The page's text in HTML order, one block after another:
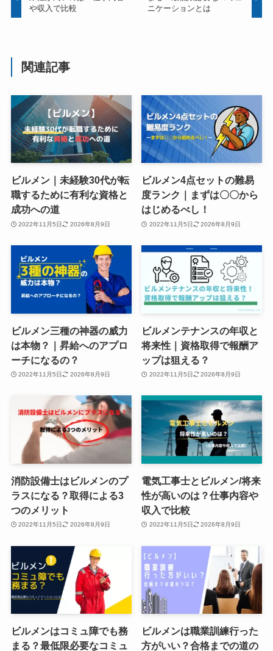
や収入で比較
ニケーションとは
関連記事
ビルメン｜未経験30代が転
職するために有利な資格と
成功への道
2022年11月5日 2026年8月9日
ビルメン4点セットの難易
度ランク｜まずは〇〇から
はじめるべし！
2022年11月5日 2026年8月9日
ビルメン三種の神器の威力
は本物？｜昇給へのアプロ
ーチになるの？
2022年11月5日 2026年8月9日
ビルメンテナンスの年収と
将来性｜資格取得で報酬ア
ップは狙える？
2022年11月5日 2026年8月9日
消防設備士はビルメンのプ
ラスになる？取得による3
つのメリット
2022年11月5日 2026年8月9日
電気工事士とビルメン/将来
性が高いのは？仕事内容や
収入で比較
2022年11月5日 2026年8月9日
ビルメンはコミュ障でも務
まる？最低限必要なコミュ
ビルメンは職業訓練行った
方がいい？合格までの道の